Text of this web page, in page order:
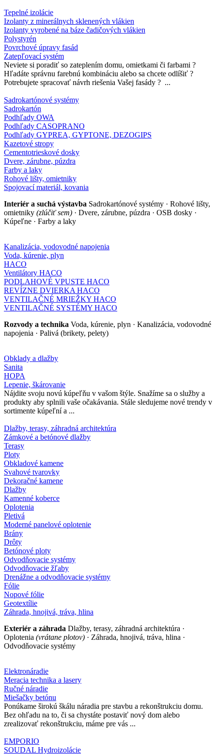
Tepelné izolácie
Izolanty z minerálnych sklenených vlákien
Izolanty vyrobené na báze čadičových vlákien
Polystyrén
Povrchové úpravy fasád
Zatepľovací systém
Neviete si poradiť so zateplením domu, omietkami či farbami ?
Hľadáte správnu farebnú kombináciu alebo sa chcete odlíšiť ?
Potrebujete spracovať návrh riešenia Vašej fasády ? ...
Sadrokartónové systémy
Sadrokartón
Podhľady OWA
Podhľady CASOPRANO
Podhľady GYPREA, GYPTONE, DEZOGIPS
Kazetové stropy
Cementotrieskové dosky
Dvere, zárubne, púzdra
Farby a laky
Rohové lišty, omietniky
Spojovací materiál, kovania
Interiér a suchá výstavba Sadrokartónové systémy · Rohové lišty,
omietniky (zlúčiť sem) · Dvere, zárubne, púzdra · OSB dosky ·
Kúpeľne · Farby a laky
Kanalizácia, vodovodné napojenia
Voda, kúrenie, plyn
HACO
Ventilátory HACO
PODLAHOVÉ VPUSTE HACO
REVÍZNE DVIERKA HACO
VENTILAČNÉ MRIEŽKY HACO
VENTILAČNÉ SYSTÉMY HACO
Rozvody a technika Voda, kúrenie, plyn · Kanalizácia, vodovodné
napojenia · Palivá (brikety, pelety)
Obklady a dlažby
Sanita
HOPA
Lepenie, škárovanie
Nájdite svoju novú kúpeľňu v vašom štýle. Snažíme sa o služby a
produkty aby splnili vaše očakávania. Stále sledujeme nové trendy v
sortimente kúpeľní a ...
Dlažby, terasy, záhradná architektúra
Zámkové a betónové dlažby
Terasy
Ploty
Obkladové kamene
Svahové tvarovky
Dekoračné kamene
Dlažby
Kamenné koberce
Oplotenia
Pletivá
Moderné panelové oplotenie
Brány
Drôty
Betónové ploty
Odvodňovacie systémy
Odvodňovacie žľaby
Drenážne a odvodňovacie systémy
Fólie
Nopové fólie
Geotextílie
Záhrada, hnojivá, tráva, hlina
Exteriér a záhrada Dlažby, terasy, záhradná architektúra ·
Oplotenia (vrátane plotov) · Záhrada, hnojivá, tráva, hlina ·
Odvodňovacie systémy
Elektronáradie
Meracia technika a lasery
Ručné náradie
Miešačky betónu
Ponúkame širokú škálu náradia pre stavbu a rekonštrukciu domu.
Bez ohľadu na to, či sa chystáte postaviť nový dom alebo
zrealizovať rekonštrukciu, máme pre vás ...
EMPORIO
SOUDAL Hydroizolácie